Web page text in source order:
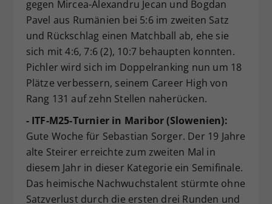
gegen Mircea-Alexandru Jecan und Bogdan
Pavel aus Rumänien bei 5:6 im zweiten Satz
und Rückschlag einen Matchball ab, ehe sie
sich mit 4:6, 7:6 (2), 10:7 behaupten konnten.
Pichler wird sich im Doppelranking nun um 18
Plätze verbessern, seinem Career High von
Rang 131 auf zehn Stellen naherücken.
- ITF-M25-Turnier in Maribor (Slowenien):
Gute Woche für Sebastian Sorger. Der 19 Jahre
alte Steirer erreichte zum zweiten Mal in
diesem Jahr in dieser Kategorie ein Semifinale.
Das heimische Nachwuchstalent stürmte ohne
Satzverlust durch die ersten drei Runden und